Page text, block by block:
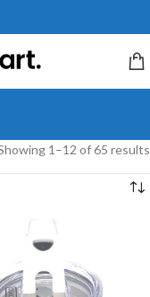
1–12 of 65 results